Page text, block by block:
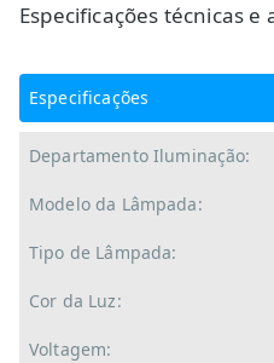
Especificações técnicas e
Especificações
Departamento Iluminação:
Modelo da Lâmpada:
Tipo de Lâmpada:
Cor da Luz:
Voltagem: